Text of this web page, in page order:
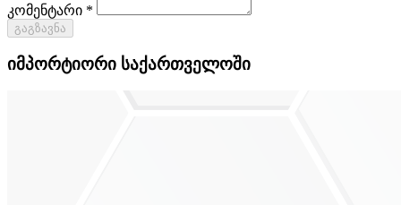
კომენტარი *
გაგზავნა
იმპორტიორი საქართველოში